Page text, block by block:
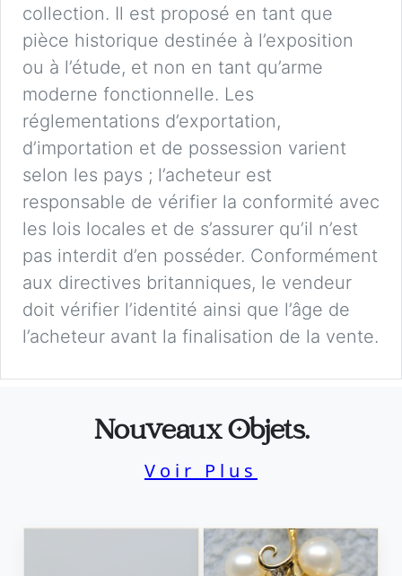
collection. Il est proposé en tant que
pièce historique destinée à l’exposition
ou à l’étude, et non en tant qu’arme
moderne fonctionnelle. Les
réglementations d’exportation,
d’importation et de possession varient
selon les pays ; l’acheteur est
responsable de vérifier la conformité avec
les lois locales et de s’assurer qu’il n’est
pas interdit d’en posséder. Conformément
aux directives britanniques, le vendeur
doit vérifier l’identité ainsi que l’âge de
l’acheteur avant la finalisation de la vente.
Nouveaux Objets.
Voir Plus